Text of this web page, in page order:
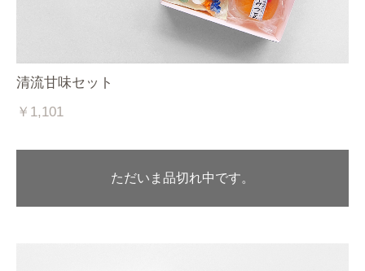
清流甘味セット
￥1,101
ただいま品切れ中です。